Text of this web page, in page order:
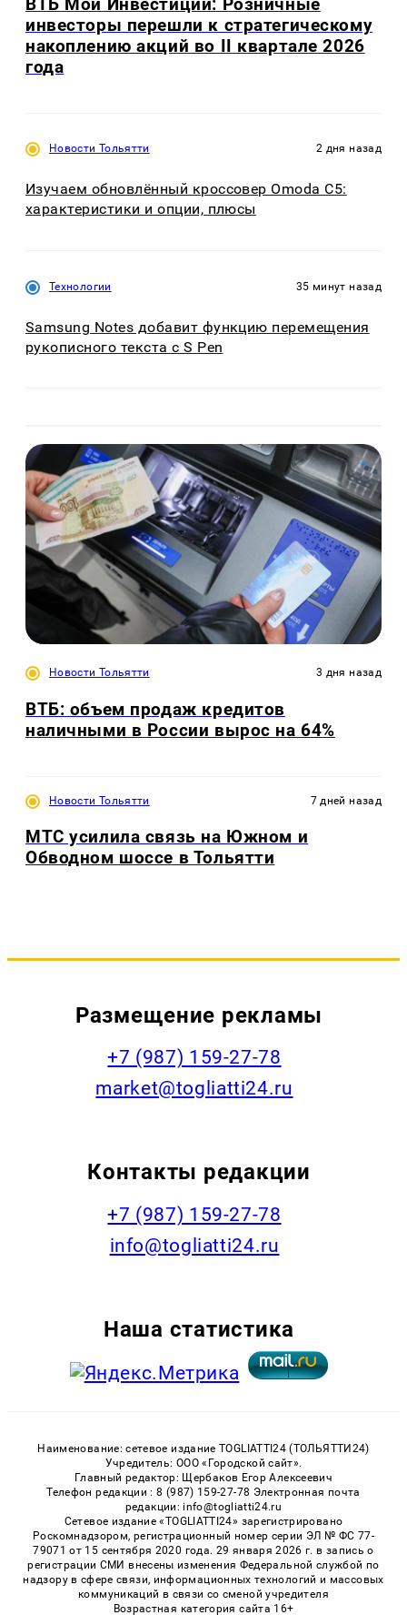
инвесторы перешли к стратегическому
накоплению акций во II квартале 2026
года
Новости Тольятти 2 дня назад
Изучаем обновлённый кроссовер Omoda C5:
характеристики и опции, плюсы
Технологии 35 минут назад
Samsung Notes добавит функцию перемещения
рукописного текста с S Pen
Новости Тольятти 3 дня назад
ВТБ: объем продаж кредитов
наличными в России вырос на 64%
Новости Тольятти 7 дней назад
МТС усилила связь на Южном и
Обводном шоссе в Тольятти
Размещение рекламы
+7 (987) 159-27-78
market@togliatti24.ru
Контакты редакции
+7 (987) 159-27-78
info@togliatti24.ru
Наша статистика
Наименование: сетевое издание TOGLIATTI24 (ТОЛЬЯТТИ24)
Учредитель: ООО «Городской сайт».
Главный редактор: Щербаков Егор Алексеевич
Телефон редакции : 8 (987) 159-27-78 Электронная почта
редакции: info@togliatti24.ru
Сетевое издание «TOGLIATTI24» зарегистрировано
Роскомнадзором, регистрационный номер серии ЭЛ № ФС 77-
79071 от 15 сентября 2020 года. 29 января 2026 г. в запись о
регистрации СМИ внесены изменения Федеральной службой по
надзору в сфере связи, информационных технологий и массовых
коммуникаций в связи со сменой учредителя
Возрастная категория сайта 16+